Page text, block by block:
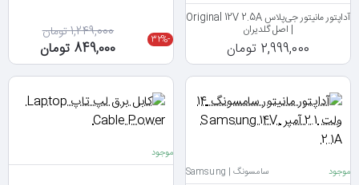
آداپتور مانیتور جی‌پلاس Original 12V 2.5A
| اصل گلدیران
2,999,000 تومان -32% 849,000 تومان
1,249,000 تومان
موجود سامسونگ | Samsung
موجود